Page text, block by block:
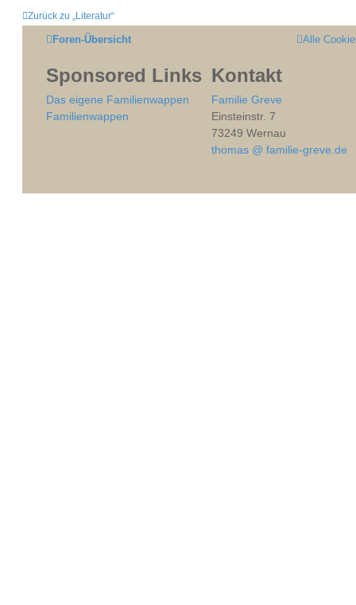
o
b
Zurück zu „Literatur“
Foren-Übersicht Alle
Sponsored Links
Das eigene Familienwappen
Familienwappen
Kontakt
Familie Greve
Einsteinstr. 7
73249 Wernau
thomas @ familie-greve.de